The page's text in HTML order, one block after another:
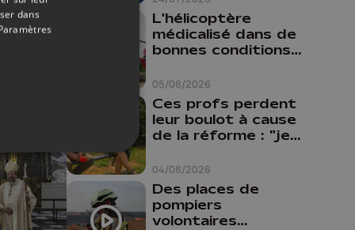
05/08/2026
L'hélicoptère
médicalisé dans de
bonnes conditions à
04/08/2026
Ces profs perdent
leur boulot à cause
de la réforme : "je
comme prof que
comme
pharmacienne"
Des places de
pompiers
volontaires
dans